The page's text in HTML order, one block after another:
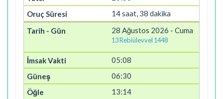
14 saat, 38 dakika
28 Ağustos 2026 - Cuma
13 Rebiülevvel 1448
05:08
06:30
13:14